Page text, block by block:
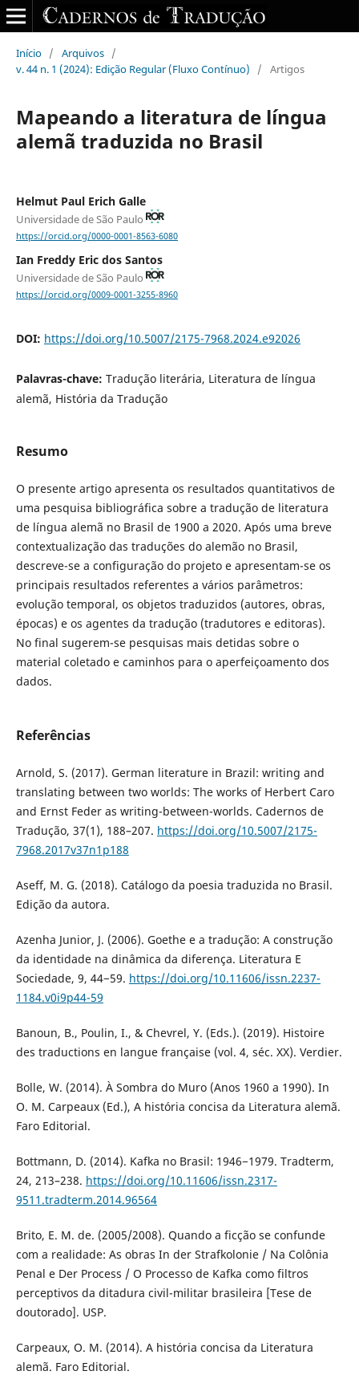
Início / Arquivos /
v. 44 n. 1 (2024): Edição Regular (Fluxo Contínuo)
/ Artigos
Mapeando a literatura de língua
alemã traduzida no Brasil
Helmut Paul Erich Galle
Universidade de São Paulo
https://orcid.org/0000-0001-8563-6080
Ian Freddy Eric dos Santos
Universidade de São Paulo
https://orcid.org/0009-0001-3255-8960
DOI: https://doi.org/10.5007/2175-7968.2024.e92026
Palavras-chave: Tradução literária, Literatura de língua
alemã, História da Tradução
Resumo
O presente artigo apresenta os resultados quantitativos de
uma pesquisa bibliográfica sobre a tradução de literatura
de língua alemã no Brasil de 1900 a 2020. Após uma breve
contextualização das traduções do alemão no Brasil,
descreve-se a configuração do projeto e apresentam-se os
principais resultados referentes a vários parâmetros:
evolução temporal, os objetos traduzidos (autores, obras,
épocas) e os agentes da tradução (tradutores e editoras).
No final sugerem-se pesquisas mais detidas sobre o
material coletado e caminhos para o aperfeiçoamento dos
dados.
Referências
Arnold, S. (2017). German literature in Brazil: writing and
translating between two worlds: The works of Herbert Caro
and Ernst Feder as writing-between-worlds. Cadernos de
Tradução, 37(1), 188–207. https://doi.org/10.5007/2175-
7968.2017v37n1p188
Aseff, M. G. (2018). Catálogo da poesia traduzida no Brasil.
Edição da autora.
Azenha Junior, J. (2006). Goethe e a tradução: A construção
da identidade na dinâmica da diferença. Literatura E
Sociedade, 9, 44−59. https://doi.org/10.11606/issn.2237-
1184.v0i9p44-59
Banoun, B., Poulin, I., & Chevrel, Y. (Eds.). (2019). Histoire
des traductions en langue française (vol. 4, séc. XX). Verdier.
Bolle, W. (2014). À Sombra do Muro (Anos 1960 a 1990). In
O. M. Carpeaux (Ed.), A história concisa da Literatura alemã.
Faro Editorial.
Bottmann, D. (2014). Kafka no Brasil: 1946−1979. Tradterm,
24, 213–238. https://doi.org/10.11606/issn.2317-
9511.tradterm.2014.96564
Brito, E. M. de. (2005/2008). Quando a ficção se confunde
com a realidade: As obras In der Strafkolonie / Na Colônia
Penal e Der Process / O Processo de Kafka como filtros
perceptivos da ditadura civil-militar brasileira [Tese de
doutorado]. USP.
Carpeaux, O. M. (2014). A história concisa da Literatura
alemã. Faro Editorial.